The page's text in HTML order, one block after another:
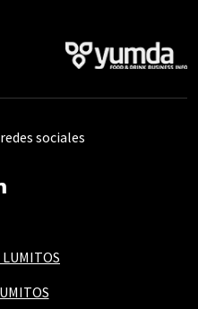
sociales